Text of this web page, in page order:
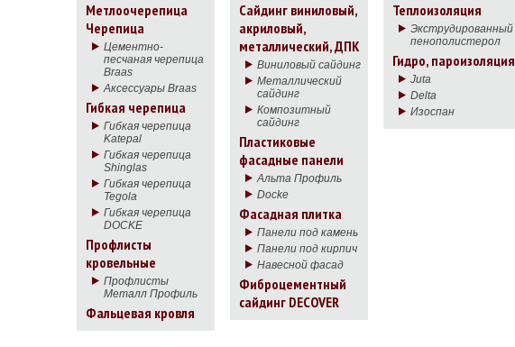
Метлоочерепица
Черепица
Цементно-
песчаная черепица
Braas
Аксессуары Braas
Гибкая черепица
Гибкая черепица
Katepal
Гибкая черепица
Shinglas
Гибкая черепица
Tegola
Гибкая черепица
DOCKE
Профлисты
кровельные
Профлисты
Металл Профиль
Фальцевая кровля
Сайдинг виниловый,
акриловый,
металлический, ДПК
Виниловый сайдинг
Металлический
сайдинг
Композитный
сайдинг
Пластиковые
фасадные панели
Альта Профиль
Docke
Фасадная плитка
Панели под камень
Панели под кирпич
Навесной фасад
Фиброцементный
сайдинг DECOVER
Теплоизоляция
Экструдированный
пенополистерол
Гидро, пароизоляция
Juta
Delta
Изоспан